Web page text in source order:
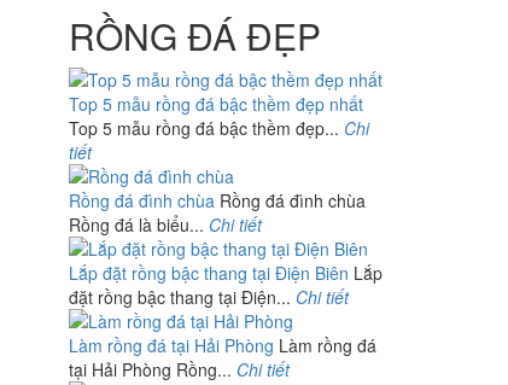
RỒNG ĐÁ ĐẸP
Top 5 mẫu rồng đá bậc thềm đẹp nhất
Top 5 mẫu rồng đá bậc thềm đẹp... Chi
tiết
Rồng đá đình chùaRồng đá đình chùa
Rồng đá là biểu... Chi tiết
Lắp đặt rồng bậc thang tại Điện Biên Lắp
đặt rồng bậc thang tại Điện... Chi tiết
Làm rồng đá tại Hải Phòng Làm rồng đá
tại Hải Phòng Rồng... Chi tiết